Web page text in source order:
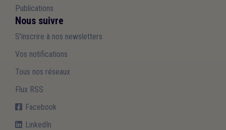
Publications
Nous suivre
S'inscrire à nos newsletters
Vos notifications
Tous nos réseaux
Flux RSS
Facebook
LinkedIn